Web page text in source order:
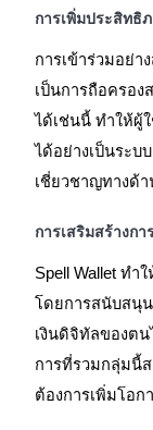
พาวเวอร์พิกกี้
รับรางวัลกา
การเพิ่มประสิทธิ
การเข้าร่วมอย่า
เป็นการถือครอ
ได้เช่นนี้ ทำให้ผู้
ได้อย่างเป็นระบ
เชี่ยวชาญทางด้
การเสริมสร้างกา
Spell Wallet ทำ
โดยการสนับสนุ
เงินดิจิทัลของตน
การที่รวมกลุ่มนี้
ต้องการเพิ่มโอก